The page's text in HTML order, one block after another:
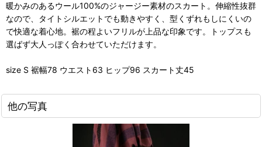
暖かみのあるウール100%のジャージー素材のスカート。伸縮性抜群
なので、タイトシルエットでも動きやすく、型くずれもしにくいの
で快適な着心地。裾の程よいフリルが上品な印象です。トップスも
選ばず大人っぽく合わせていただけます。
size S 裾幅78 ウエスト63 ヒップ96 スカート丈45
他の写真